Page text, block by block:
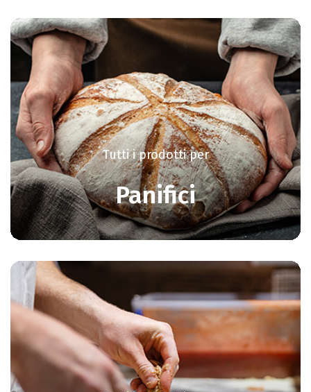
Tutti i prodotti per
Panifici